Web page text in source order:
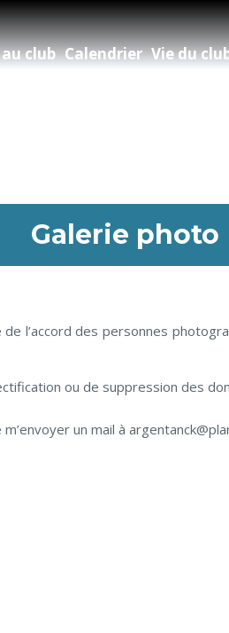
club Calendrier Vie du
Galerie photo
l’accord des personnes
ou de suppression des
un mail à